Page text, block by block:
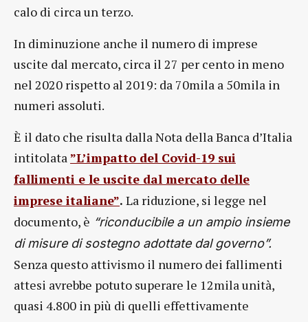
calo di circa un terzo.
In diminuzione anche il numero di imprese
uscite dal mercato, circa il 27 per cento in meno
nel 2020 rispetto al 2019: da 70mila a 50mila in
numeri assoluti.
È il dato che risulta dalla Nota della Banca d’Italia
intitolata”L’impatto del Covid-19 sui
fallimenti e le uscite dal mercato delle
imprese italiane”. La riduzione, si legge nel
documento, è “riconducibile a un ampio insieme
di misure di sostegno adottate dal governo”.
Senza questo attivismo il numero dei fallimenti
attesi avrebbe potuto superare le 12mila unità,
quasi 4.800 in più di quelli effettivamente